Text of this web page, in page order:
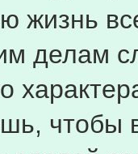
жизнь
делам
чтобы